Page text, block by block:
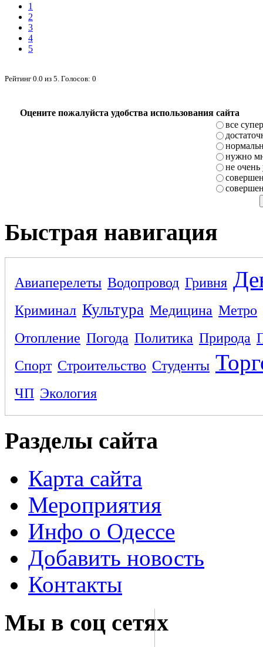
1
2
3
4
5
Рейтинг 0.0 из 5 . Голосов: 0
Оцените пожалуйста удобства использования сайта
все супер
нужно
не очень
Быстрая навигация
Авиаперелеты Водопровод Гривня
Криминал Культура Медицина Метро
Отопление Погода Политика Природа
Спорт Строительство Студенты
ЧП Экология
Разделы сайта
Карта сайта
Мероприятия
Инфо о Одессе
Добавить новость
Контакты
Мы в соц сетях